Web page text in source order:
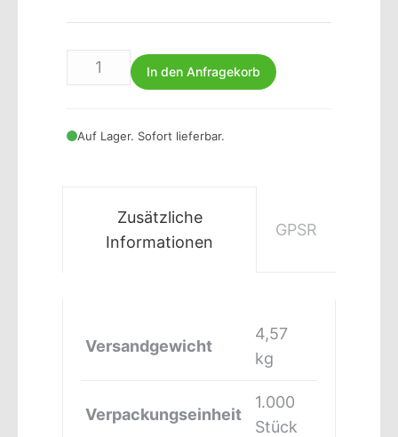
In den Anfragekorb
Auf Lager. Sofort lieferbar.
Zusätzliche
Informationen
GPSR
Versandgewicht
4,57
kg
Verpackungseinheit
1.000
Stück